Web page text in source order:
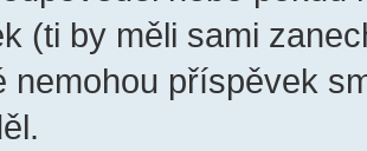
(ti by měli sami
nemohou příspěvek